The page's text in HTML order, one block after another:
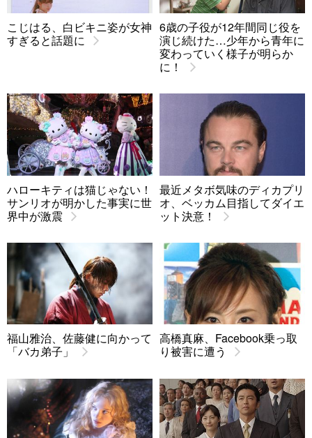
こじはる、白ビキニ姿が女神
すぎると話題に
6歳の子役が12年間同じ役を
演じ続けた…少年から青年に
変わっていく様子が明らか
に！
ハローキティは猫じゃない！
サンリオが明かした事実に世
界中が激震
最近メタボ気味のディカプリ
オ、ベッカム目指してダイエ
ット決意！
福山雅治、佐藤健に向かって
「バカ弟子」
高橋真麻、Facebook乗っ取
り被害に遭う